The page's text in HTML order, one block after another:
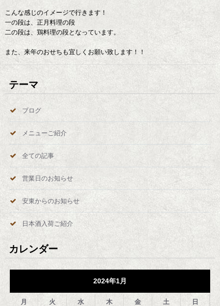
こんな感じのイメージで行きます！
一の段は、正月料理の段
二の段は、鶏料理の段となっています。
また、来年のおせちも宜しくお願い致します！！
テーマ
ブログ
メニューご紹介
全ての記事
営業日のお知らせ
安東からのお知らせ
日本酒入荷ご紹介
カレンダー
2024年1月
月 火 水 木 金 土 日